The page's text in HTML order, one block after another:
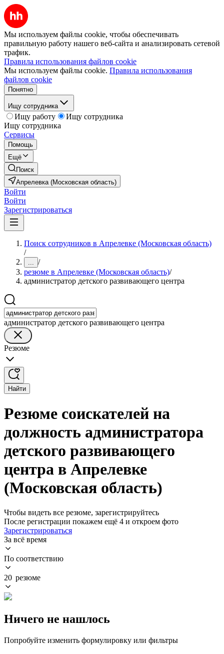
Мы используем файлы cookie, чтобы обеспечивать
правильную работу нашего веб-сайта и анализировать сетевой
трафик.
Правила использования файлов cookie
Мы используем файлы cookie. Правила использования
файлов cookie
Понятно
Ищу сотрудника
Ищу работу
Ищу сотрудника
Ищу сотрудника
Сервисы
Помощь
Ещё
Поиск
Апрелевка (Московская область)
Войти
Войти
Зарегистрироваться
Поиск сотрудников в Апрелевке (Московская область)
/
... /
резюме в Апрелевке (Московская область)/
администратор детского развивающего центра
администратор детского развивающего центра
Резюме
Найти
Резюме соискателей на
должность администратора
детского развивающего
центра в Апрелевке
(Московская область)
Чтобы видеть все резюме, зарегистрируйтесь
После регистрации покажем ещё 4 и откроем фото
Зарегистрироваться
За всё время
По соответствию
20 резюме
Ничего не нашлось
Попробуйте изменить формулировку или фильтры